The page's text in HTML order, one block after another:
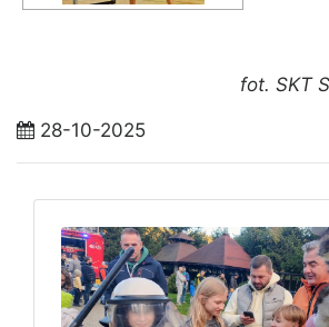
fot. SKT
28-10-2025